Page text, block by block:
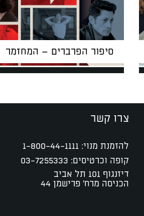
סיפור הפרברים – המחזמר
צרו קשר
להזמנת מנוי: 1-800-44-1111
קופה וכרטיסים: 03-7255333
דיזנגוף 101 תל אביב
הכניסה מרח' פרישמן 44